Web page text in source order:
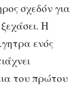
σχεδόν για
Η
ενός
του πρώτου